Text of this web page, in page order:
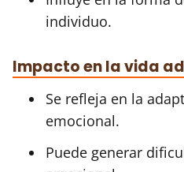
individuo.
Impacto en la vida
Se refleja en la
emocional.
Puede generar